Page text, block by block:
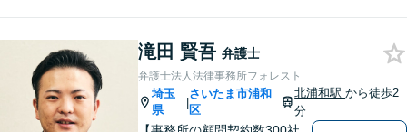
お気軽にご相談ください。
滝田 賢吾 弁護士
弁護士法人法律事務所フォレスト
埼玉
県
|
さいたま市浦和
区
北浦和駅から徒歩2
分